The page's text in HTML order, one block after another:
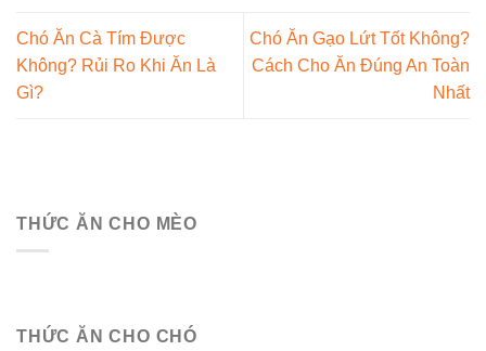
Chó Ăn Cà Tím Được
Không? Rủi Ro Khi Ăn Là
Gì?
Chó Ăn Gạo Lứt Tốt Không?
Cách Cho Ăn Đúng An Toàn
Nhất
THỨC ĂN CHO MÈO
THỨC ĂN CHO CHÓ